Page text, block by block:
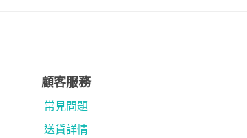
顧客服務
常見問題
送貨詳情